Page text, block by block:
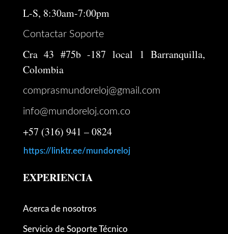
L-S, 8:30am-7:00pm
Contactar Soporte
Cra 43 #75b -187 local 1 Barranquilla,
Colombia
comprasmundoreloj@gmail.com
info@mundoreloj.com.co
+57 (316) 941 – 0824
https://linktr.ee/mundoreloj
EXPERIENCIA
Acerca de nosotros
Servicio de Soporte Técnico